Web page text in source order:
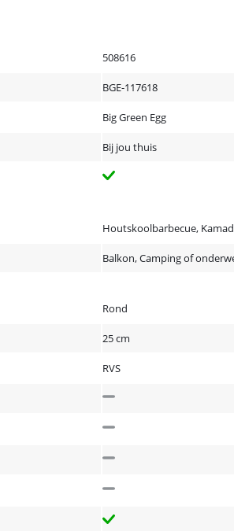
508616
BGE-117618
Big Green Egg
Bij jou thuis
Houtskoolbarbecue,
Balkon, Camping of
Rond
25 cm
RVS